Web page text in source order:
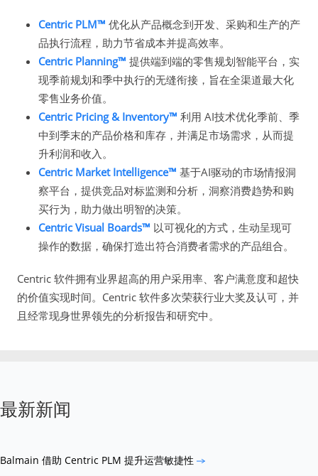
Centric PLM™ 优化从产品概念到开发、采购和生产的产
品执行流程，助力节省成本并提高效率。
Centric Planning™ 提供端到端的零售规划智能平台，实
现季前规划和季中执行的无缝衔接，旨在全渠道最大化
零售业务价值。
Centric Pricing & Inventory™ 利用 AI技术优化季前、季
中到季末的产品价格和库存，并满足市场需求，从而提
升利润和收入。
Centric Market Intelligence™ 基于AI驱动的市场情报洞
察平台，提供竞品对标监测和分析，洞察消费趋势和购
买行为，助力做出明智的决策。
Centric Visual Boards™ 以可视化的方式，生动呈现可
操作的数据，确保打造出符合消费者需求的产品组合。
Centric 软件拥有业界超高的用户采用率、客户满意度和超快
的价值实现时间。Centric 软件多次荣获行业大奖及认可，并
且经常现身世界领先的分析报告和研究中。
最新新闻
Balmain 借助 Centric PLM 提升运营敏捷性